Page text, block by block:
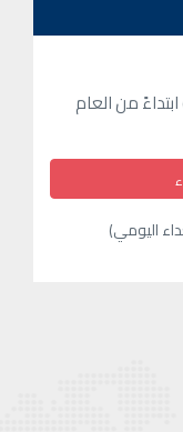
من العام
اليومي)